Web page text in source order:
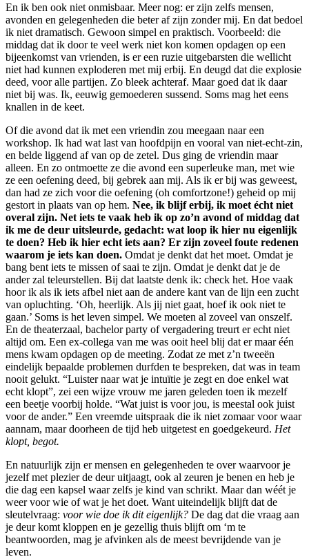
En ik ben ook niet onmisbaar. Meer nog: er zijn zelfs mensen,
avonden en gelegenheden die beter af zijn zonder mij. En dat bedoel
ik niet dramatisch. Gewoon simpel en praktisch. Voorbeeld: die
middag dat ik door te veel werk niet kon komen opdagen op een
bijeenkomst van vrienden, is er een ruzie uitgebarsten die wellicht
niet had kunnen exploderen met mij erbij. En deugd dat die explosie
deed, voor alle partijen. Zo bleek achteraf. Maar goed dat ik daar
niet bij was. Ik, eeuwig gemoederen sussend. Soms mag het eens
knallen in de keet.
Of die avond dat ik met een vriendin zou meegaan naar een
workshop. Ik had wat last van hoofdpijn en vooral van niet-echt-zin,
en belde liggend af van op de zetel. Dus ging de vriendin maar
alleen. En zo ontmoette ze die avond een superleuke man, met wie
ze een oefening deed, bij gebrek aan mij. Als ik er bij was geweest,
dan had ze zich voor die oefening (oh comfortzone!) geheid op mij
gestort in plaats van op hem. Nee, ik blijf erbij, ik moet écht niet
overal zijn. Net iets te vaak heb ik op zo’n avond of middag dat
ik me de deur uitsleurde, gedacht: wat loop ik hier nu eigenlijk
te doen? Heb ik hier echt iets aan? Er zijn zoveel foute redenen
waarom je iets kan doen. Omdat je denkt dat het moet. Omdat je
bang bent iets te missen of saai te zijn. Omdat je denkt dat je de
ander zal teleurstellen. Bij dat laatste denk ik: check het. Hoe vaak
hoor ik als ik iets afbel niet aan de andere kant van de lijn een zucht
van opluchting. ‘Oh, heerlijk. Als jij niet gaat, hoef ik ook niet te
gaan.’ Soms is het leven simpel. We moeten al zoveel van onszelf.
En de theaterzaal, bachelor party of vergadering treurt er echt niet
altijd om. Een ex-collega van me was ooit heel blij dat er maar één
mens kwam opdagen op de meeting. Zodat ze met z’n tweeën
eindelijk bepaalde problemen durfden te bespreken, dat was in team
nooit gelukt. “Luister naar wat je intuïtie je zegt en doe enkel wat
echt klopt”, zei een wijze vrouw me jaren geleden toen ik mezelf
een beetje voorbij holde. “Wat juist is voor jou, is meestal ook juist
voor de ander.” Een vreemde uitspraak die ik niet zomaar voor waar
aannam, maar doorheen de tijd heb uitgetest en goedgekeurd. Het
klopt, begot.
En natuurlijk zijn er mensen en gelegenheden te over waarvoor je
jezelf met plezier de deur uitjaagt, ook al zeuren je benen en heb je
die dag een kapsel waar zelfs je kind van schrikt. Maar dan wéét je
weer voor wie of wat je het doet. Want uiteindelijk blijft dat de
sleutelvraag: voor wie doe ik dit eigenlijk? De dag dat die vraag aan
je deur komt kloppen en je gezellig thuis blijft om ‘m te
beantwoorden, mag je afvinken als de meest bevrijdende van je
leven.